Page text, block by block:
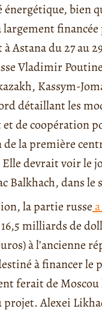
énergétique, bien
financée
Astana du 27 au
Vladimir
Kassym-
détaillant les
de coopération
la première
devrait voir le
Balkhach, dans le
la partie russe
milliards de
à l’ancienne
à financer le
ferait de
Alexei